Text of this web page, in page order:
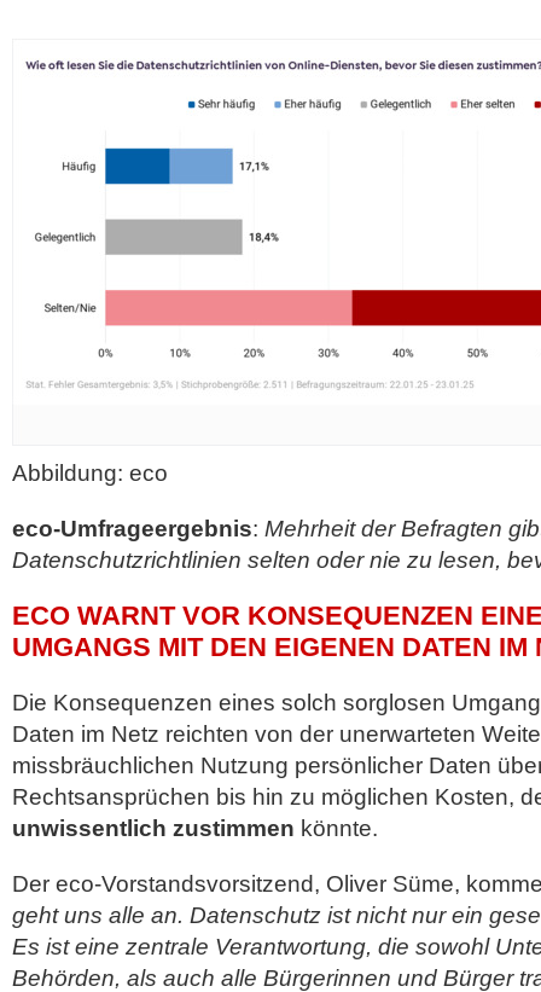
Abbildung: eco
eco-Umfrageergebnis: Mehrheit der Befragten
Datenschutzrichtlinien selten oder nie zu lesen,
ECO WARNT VOR KONSEQUENZEN
UMGANGS MIT DEN EIGENEN DATEN IM
Die Konsequenzen eines solch sorglosen
Daten im Netz reichten von der unerwarteten
missbräuchlichen Nutzung persönlicher Daten
Rechtsansprüchen bis hin zu möglichen Kosten,
unwissentlich zustimmen könnte.
Der eco-Vorstandsvorsitzend, Oliver Süme,
geht uns alle an. Datenschutz ist nicht nur ein
Es ist eine zentrale Verantwortung, die sowohl
Behörden, als auch alle Bürgerinnen und Bürger